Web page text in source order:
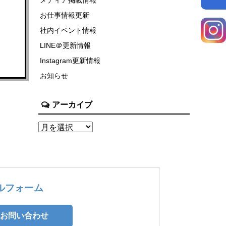
お仕事情報更新
社内イベント情報
LINE＠更新情報
Instagram更新情報
お知らせ
アーカイブ
フォーム
問い合わせ